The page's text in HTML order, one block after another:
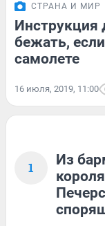
СТРАНА И МИР
Инструкция
бежать,
самолете
16 июля, 2019, 11:00
1
Из